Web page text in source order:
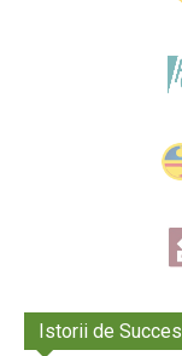
Istorii de Succes